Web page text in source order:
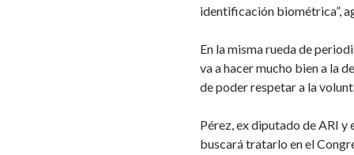
identificación biométrica”,
En la misma rueda de
va a hacer mucho bien a la
de poder respetar a la
Pérez, ex diputado de ARI
buscará tratarlo en el